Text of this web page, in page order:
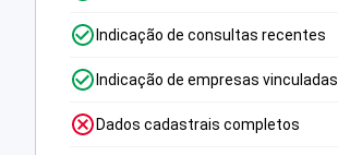
Indicação de consultas recentes
Indicação de empresas vinculadas
Dados cadastrais completos